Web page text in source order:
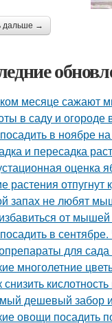
дальше →
месяце сажают
в саду и
в ноябре
и пересадка
оценка
растения
запах не любят
от
в
для сада
многолетние
снизить
дешевый забор
овощи посадить